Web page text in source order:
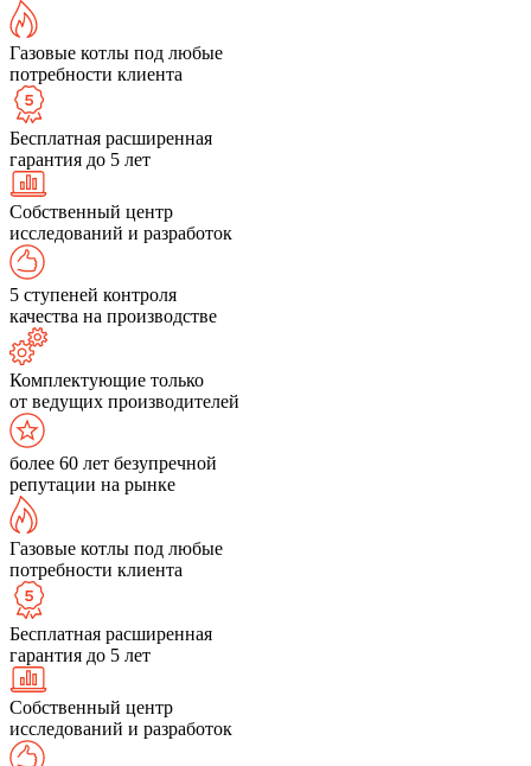
Газовые котлы под любые
потребности клиента
Бесплатная расширенная
гарантия до 5 лет
Собственный центр
исследований и разработок
5 ступеней контроля
качества на производстве
Комплектующие только
от ведущих производителей
более 60 лет безупречной
репутации на рынке
Газовые котлы под любые
потребности клиента
Бесплатная расширенная
гарантия до 5 лет
Собственный центр
исследований и разработок